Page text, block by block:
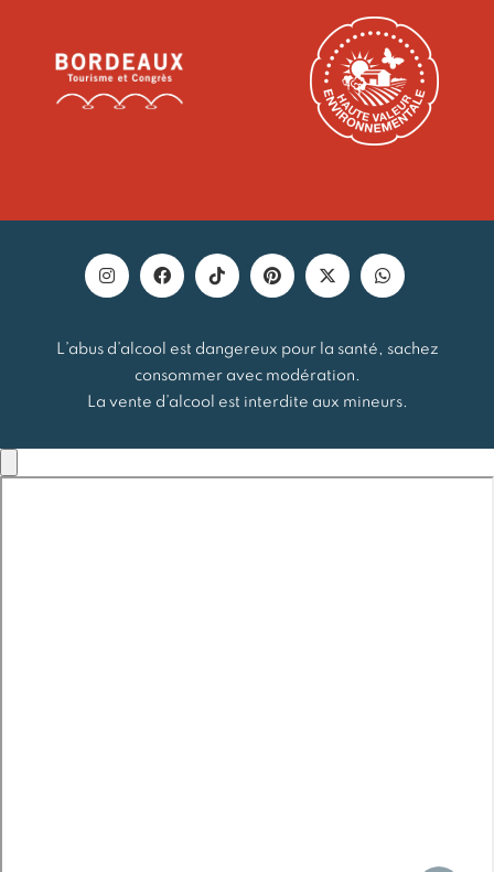
L’abus d’alcool est dangereux pour la santé, sachez
consommer avec modération.
La vente d’alcool est interdite aux mineurs.